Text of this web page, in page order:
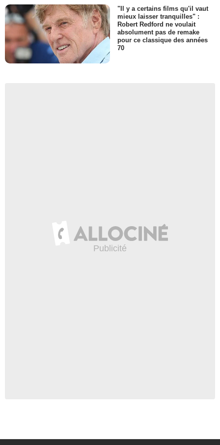
"Il y a certains films qu'il vaut
mieux laisser tranquilles" :
Robert Redford ne voulait
absolument pas de remake
pour ce classique des années
70